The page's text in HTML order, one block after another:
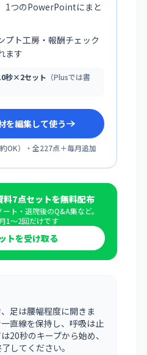
1つのPowerPointにまと
プト工房・報酬チェック
ます
秒×2セット （Plusでは書
を編集して使う
OK）・全227点＋毎月追加
料7点セットを無料配布
ト・退院後のQ&A集など。
1〜2回だけです
トを受け取る
足は腰幅程度に開きま
直線を保持し、呼吸は止
20秒のキープから始め、
してください。